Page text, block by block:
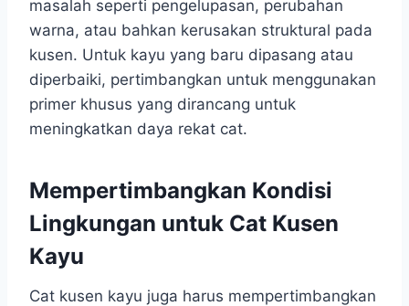
masalah seperti pengelupasan, perubahan
warna, atau bahkan kerusakan struktural pada
kusen. Untuk kayu yang baru dipasang atau
diperbaiki, pertimbangkan untuk menggunakan
primer khusus yang dirancang untuk
meningkatkan daya rekat cat.
Mempertimbangkan Kondisi
Lingkungan untuk Cat Kusen
Kayu
Cat kusen kayu juga harus mempertimbangkan